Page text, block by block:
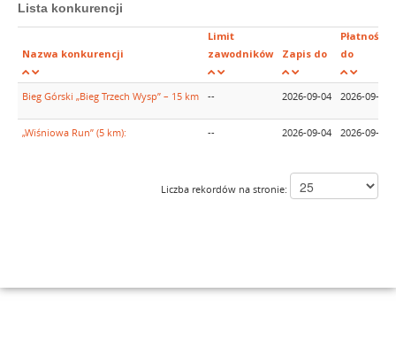
Lista konkurencji
Nazwa konkurencji
Limit
zawodników
Zapis do
Płatność
do
Bieg Górski „Bieg Trzech Wysp” – 15 km -- 2026-09-04 2026-09-04
„Wiśniowa Run” (5 km): -- 2026-09-04 2026-09-04
Liczba rekordów na stronie: